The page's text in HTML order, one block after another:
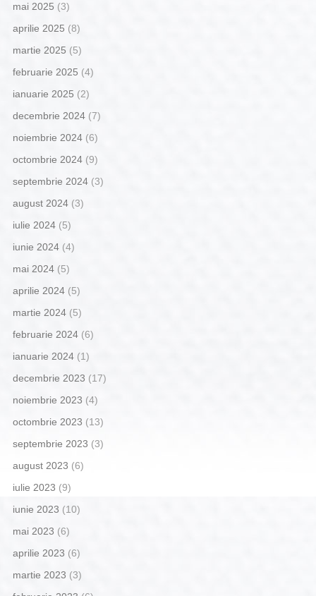
mai 2025 (3)
aprilie 2025 (8)
martie 2025 (5)
februarie 2025 (4)
ianuarie 2025 (2)
decembrie 2024(7)
noiembrie 2024(6)
octombrie 2024(9)
septembrie 2024(3)
august 2024(3)
iulie 2024(5)
iunie 2024(4)
mai 2024(5)
aprilie 2024(5)
martie 2024(5)
februarie 2024(6)
ianuarie 2024(1)
decembrie 2023 (17)
noiembrie 2023 (4)
octombrie 2023 (13)
septembrie 2023 (3)
august 2023 (6)
iulie 2023 (9)
iunie 2023 (10)
mai 2023 (6)
aprilie 2023 (6)
martie 2023 (3)